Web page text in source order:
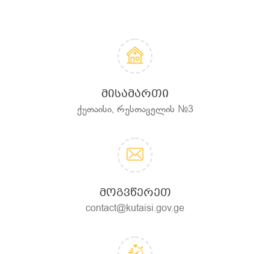
ᲛᲘᲡᲐᲛᲐᲠᲗᲘ
ქუთაისი, რუსთაველის №3
ᲛᲝᲒᲕᲬᲔᲠᲔᲗ
contact@kutaisi.gov.ge